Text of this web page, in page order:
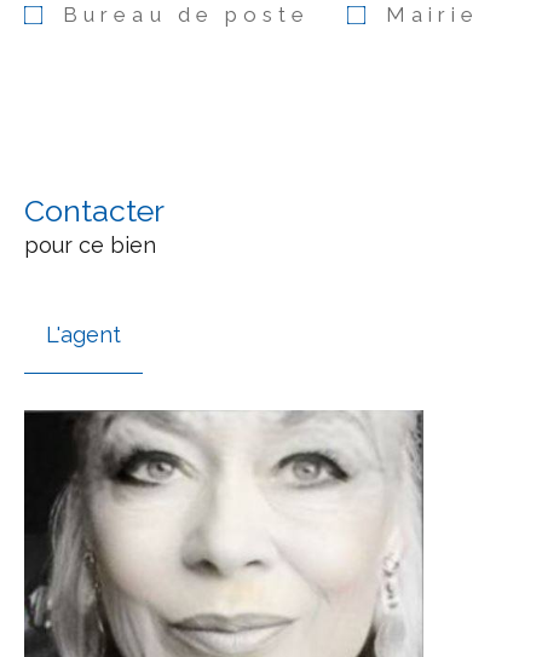
Bureau de poste Mairie
Contacter
pour ce bien
L'agent